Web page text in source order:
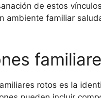
de estos
ambiente familiar
rotos es la